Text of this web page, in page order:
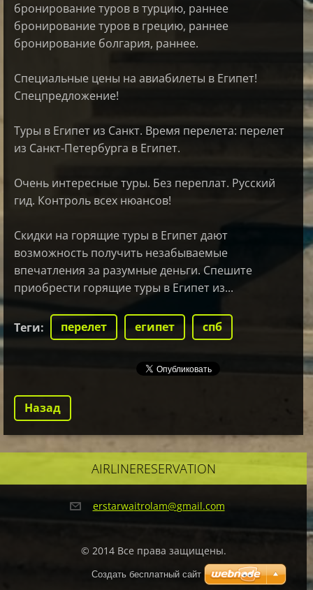
бронирование туров в турцию, раннее
бронирование туров в грецию, раннее
бронирование болгария, раннее.
Специальные цены на авиабилеты в Египет!
Спецпредложение!
Туры в Египет из Санкт. Время перелета: перелет
из Санкт-Петербурга в Египет.
Очень интересные туры. Без переплат. Русский
гид. Контроль всех нюансов!
Скидки на горящие туры в Египет дают
возможность получить незабываемые
впечатления за разумные деньги. Спешите
приобрести горящие туры в Египет из...
Теги: перелет египет спб
Назад
AIRLINERESERVATION
erstarwaitrolam@gmail.com
© 2014 Все права защищены.
Создать бесплатный сайт